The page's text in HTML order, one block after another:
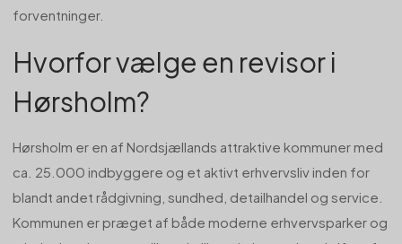
forventninger.
Hvorfor vælge en revisor i
Hørsholm?
Hørsholm er en af Nordsjællands attraktive kommuner med
ca. 25.000 indbyggere og et aktivt erhvervsliv inden for
blandt andet rådgivning, sundhed, detailhandel og service.
Kommunen er præget af både moderne erhvervsparker og